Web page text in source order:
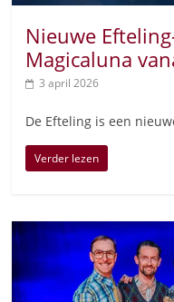
Nieuwe
Magicaluna
3 april 2026
De Efteling is een
Verder lezen